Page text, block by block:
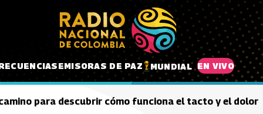
EMISORAS DE PAZ MUNDIAL EN VIVO
para descubrir cómo funciona el tacto y el dolor